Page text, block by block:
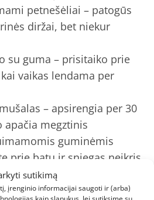
sutikimą
įrenginio informacijai saugoti ir (arba)
petnešėliai – patogūs
diržai, bet niekur
su guma – prisitaiko prie
vaikas lendama per
– apsirengia per 30
apačia megztinis
guminėmis
prie batų ir sniegas neįkris
detalės ant kelių ir kelio